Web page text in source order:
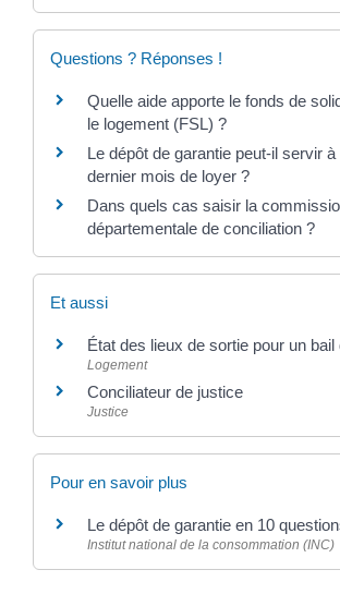
Questions ? Réponses !
Quelle aide apporte le fonds de
le logement (FSL) ?
Le dépôt de garantie peut-il servir
dernier mois de loyer ?
Dans quels cas saisir la
départementale de conciliation ?
Et aussi
État des lieux de sortie pour un bail
Logement
Conciliateur de justice
Justice
Pour en savoir plus
Le dépôt de garantie en 10
Institut national de la consommation (INC)